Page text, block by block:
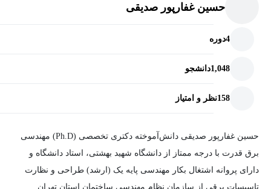
حسین غفارپور صدیقی
4دوره
1,048دانشجو
158نظر و امتیاز
حسین غفارپور صدیقی دانش‌آموخته دکتری تخصصی (Ph.D) مهندسی
برق قدرت با درجه ممتاز از دانشگاه شهید بهشتی، استاد دانشگاه و
دارای پروانه اشتغال بکار مهندسی پایه یک (ارشد) طراحی و نظارت
تاسیسات برقی از سازمان نظام مهندسی ساختمان استان تهران